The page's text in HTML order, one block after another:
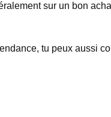
sur un bon
tu peux aussi